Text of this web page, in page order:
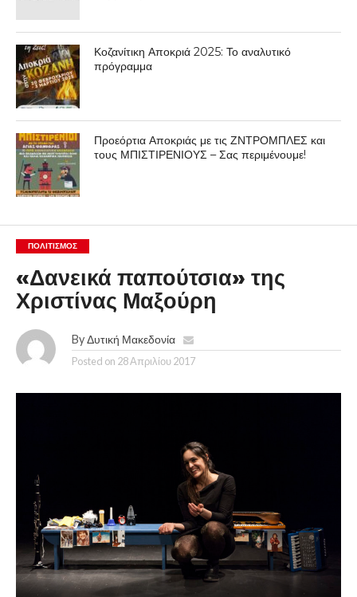
Κοζανίτικη Αποκριά 2025: Το αναλυτικό
πρόγραμμα
Προεόρτια Αποκριάς με τις ΖΝΤΡΟΜΠΛΕΣ και
τους ΜΠΙΣΤΙΡΕΝΙΟΥΣ – Σας περιμένουμε!
ΠΟΛΙΤΙΣΜΌΣ
«Δανεικά παπούτσια» της
Χριστίνας Μαξούρη
By Δυτική Μακεδονία
Posted on 28 Απριλίου 2017